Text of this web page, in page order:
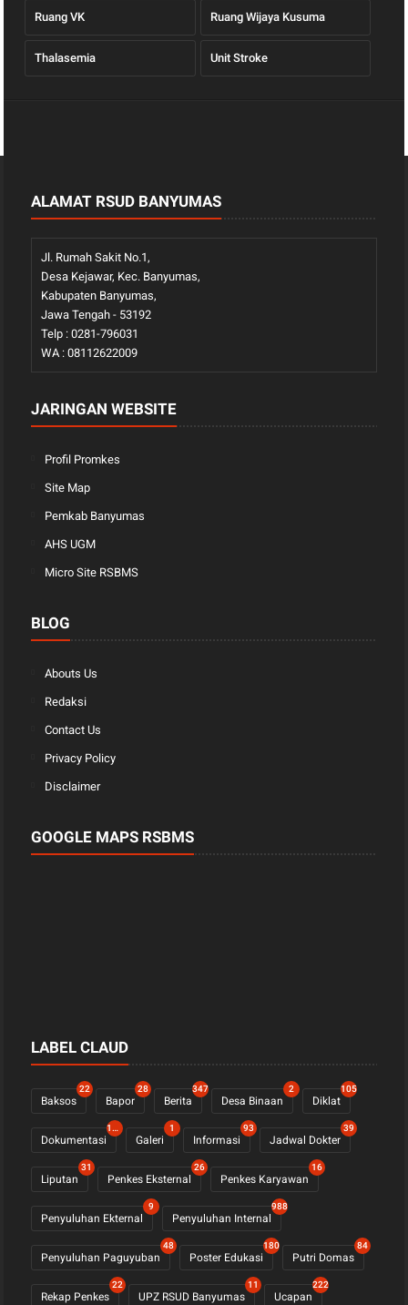
Ruang VK Ruang Wijaya Kusuma
Thalasemia Unit Stroke
ALAMAT RSUD BANYUMAS
Jl. Rumah Sakit No.1,
Desa Kejawar, Kec. Banyumas,
Kabupaten Banyumas,
Jawa Tengah - 53192
Telp : 0281-796031
WA : 08112622009
JARINGAN WEBSITE
Profil Promkes
Site Map
Pemkab Banyumas
AHS UGM
Micro Site RSBMS
BLOG
Abouts Us
Redaksi
Contact Us
Privacy Policy
Disclaimer
GOOGLE MAPS RSBMS
LABEL CLAUD
Baksos
22
Bapor
28
Berita
347
Desa Binaan
2
Diklat
105
Dokumentasi
1121
Galeri
1
Informasi
93
Jadwal Dokter
39
Liputan
31
Penkes Eksternal
26
Penkes Karyawan
16
Penyuluhan Ekternal
9
Penyuluhan Internal
988
Penyuluhan Paguyuban
48
Poster Edukasi
180
Putri Domas
84
Rekap Penkes
22
UPZ RSUD Banyumas
11
Ucapan
222